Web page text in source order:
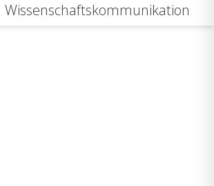
Wissenschaftskommunikation